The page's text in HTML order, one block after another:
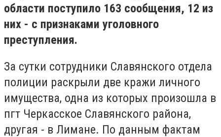
области поступило 163 сообщения, 12 из
них - с признаками уголовного
преступления.
За сутки сотрудники Славянского отдела
полиции раскрыли две кражи личного
имущества, одна из которых произошла в
пгт Черкасское Славянского района,
другая - в Лимане. По данным фактам